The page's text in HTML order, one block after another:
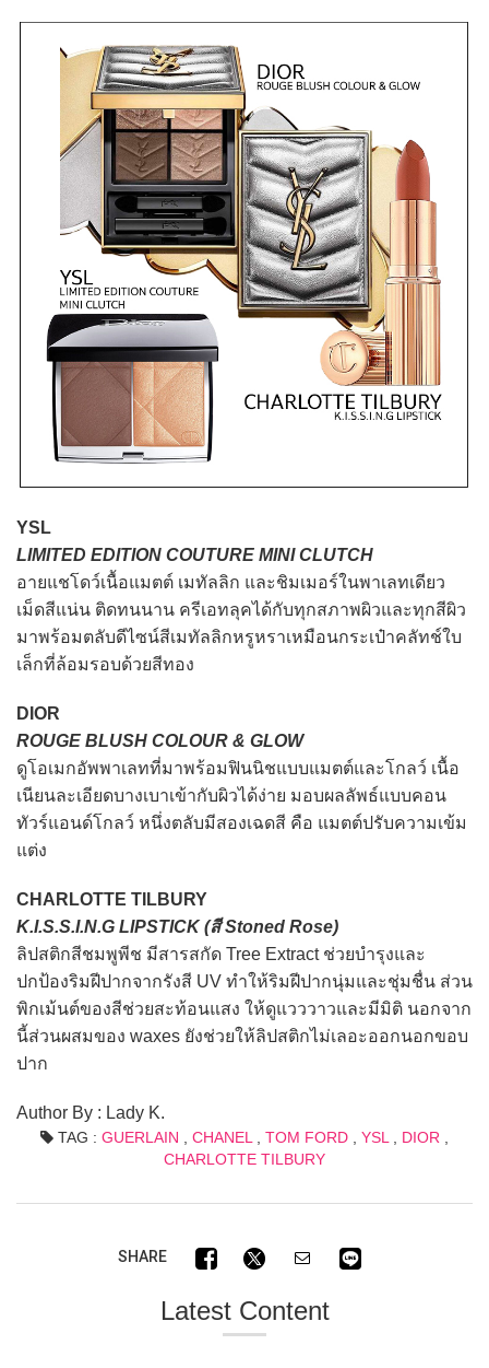
YSL
LIMITED EDITION COUTURE MINI CLUTCH
อายแชโดว์เนื้อแมตต์ เมทัลลิก และชิมเมอร์ในพาเลทเดียว
เม็ดสีแน่น ติดทนนาน ครีเอทลุคได้กับทุกสภาพผิวและทุกสีผิว
มาพร้อมตลับดีไซน์สีเมทัลลิกหรูหราเหมือนกระเป๋าคลัทช์ใบ
เล็กที่ล้อมรอบด้วยสีทอง
DIOR
ROUGE BLUSH COLOUR & GLOW
ดูโอเมกอัพพาเลทที่มาพร้อมฟินนิชแบบแมตต์และโกลว์ เนื้อ
เนียนละเอียดบางเบาเข้ากับผิวได้ง่าย มอบผลลัพธ์แบบคอน
ทัวร์แอนด์โกลว์ หนึ่งตลับมีสองเฉดสี คือ แมตต์ปรับความเข้ม
แต่ง
CHARLOTTE TILBURY
K.I.S.S.I.N.G LIPSTICK (สี Stoned Rose)
ลิปสติกสีชมพูพีช มีสารสกัด Tree Extract ช่วยบำรุงและ
ปกป้องริมฝีปากจากรังสี UV ทำให้ริมฝีปากนุ่มและชุ่มชื่น ส่วน
พิกเม้นต์ของสีช่วยสะท้อนแสง ให้ดูแวววาวและมีมิติ นอกจาก
นี้ส่วนผสมของ waxes ยังช่วยให้ลิปสติกไม่เลอะออกนอกขอบ
ปาก
Author By : Lady K.
TAG : GUERLAIN CHANEL TOM FORD YSL DIOR
CHARLOTTE TILBURY
SHARE
Latest Content